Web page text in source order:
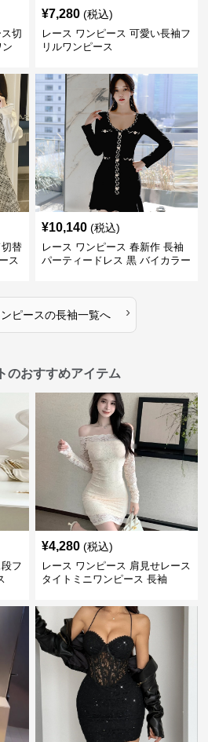
切
¥7,280 (税込)
レース ワンピース 可愛い長袖フ
リルワンピース
替
ス
¥10,140 (税込)
レース ワンピース 春新作 長袖
パーティードレス 黒 バイカラー
ピースの長袖一覧へ ›
のおすすめアイテム
フ
¥4,280 (税込)
レース ワンピース 肩見せレース
タイトミニワンピース 長袖